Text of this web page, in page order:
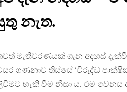
නැත.
මැතිවරණයක් ගැන අදහස්
ගණනාව තිස්සේ ‘විරුද්ධ
හැකි වීම නිසා ය. එම